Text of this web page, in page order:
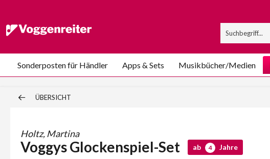
Sonderposten für Händler Apps & Sets Musikbücher/Medien
ÜBERSICHT
Holtz, Martina
Voggys Glockenspiel-Set ab 4 Jahre